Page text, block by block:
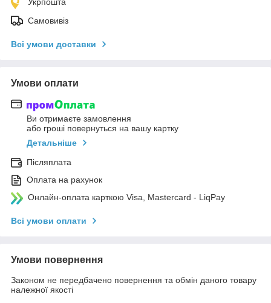
Укрпошта
Самовивіз
Всі умови доставки
Умови оплати
Ви отримаєте замовлення
або гроші повернуться на вашу картку
Детальніше
Післяплата
Оплата на рахунок
Онлайн-оплата карткою Visa, Mastercard - LiqPay
Всі умови оплати
Умови повернення
Законом не передбачено повернення та обмін даного товару
належної якості